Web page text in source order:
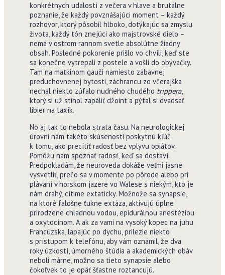
konkrétnych udalostí z večera v hlave a brutálne
poznanie, že každý povznášajúci moment – každý
rozhovor, ktorý pôsobil hlboko, dotýkajúc sa zmyslu
života, každý tón znejúci ako majstrovské dielo –
nemá v ostrom rannom svetle absolútne žiadny
obsah. Posledné pokorenie prišlo vo chvíli, keď ste
sa konečne vytrepali z postele a vošli do obývačky.
Tam na matkinom gauči namiesto zábavnej
preduchovnenej bytosti, záchrancu zo včerajška
nechal niekto zúfalo nudného chudého trippera,
ktorý si už stihol zapáliť džoint a pýtal si dvadsať
libier na taxík.
No aj tak to nebola strata času. Na neurologickej
úrovni nám takéto skúsenosti poskytnú kľúč
k tomu, ako precítiť radosť bez vplyvu opiátov.
Pomôžu nám spoznať radosť, keď sa dostaví.
Predpokladám, že neuroveda dokáže veľmi jasne
vysvetliť, prečo sa v momente po pôrode alebo pri
plávaní v horskom jazere vo Walese s niekým, kto je
nám drahý, cítime extaticky. Možnože sa synapsie,
na ktoré falošne ťukne extáza, aktivujú úplne
prirodzene chladnou vodou, epidurálnou anestéziou
a oxytocínom. A ak za vami na vysoký kopec na juhu
Francúzska, lapajúc po dychu, prilezie niekto
s prístupom k telefónu, aby vám oznámil, že dva
roky úzkostí, úmorného štúdia a akademických obáv
neboli márne, možno sa tieto synapsie alebo
čokoľvek to je opäť šťastne roztancujú.